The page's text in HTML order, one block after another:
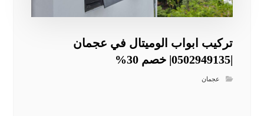
تركيب ابواب الوميتال في عجمان
|0502949135| خصم 30%
عجمان